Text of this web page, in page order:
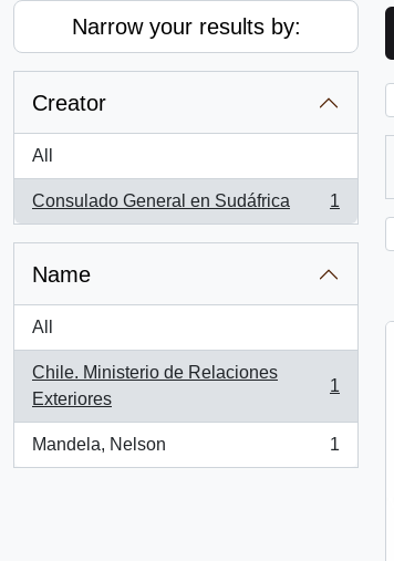
Narrow your results by:
Creator
All
Consulado General en Sudáfrica
, 1 results
1
Name
All
Chile. Ministerio de Relaciones
Exteriores
, 1 results
1
Mandela, Nelson
, 1 results
1